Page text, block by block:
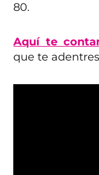
80.
Aquí te
que te